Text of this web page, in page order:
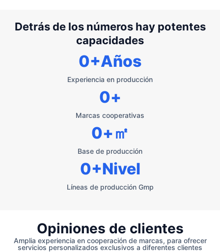
Detrás de los números hay potentes
capacidades
Experiencia en producción
0+Años
Marcas cooperativas
0+
Base de producción
0+㎡
Líneas de producción Gmp
0+Nivel
Opiniones de clientes
Amplia experiencia en cooperación de marcas, para ofrecer
servicios personalizados exclusivos a diferentes clientes